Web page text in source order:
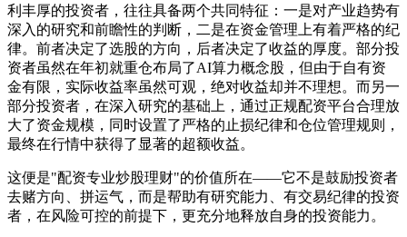
利丰厚的投资者，往往具备两个共同特征：一是对产业趋势有
深入的研究和前瞻性的判断，二是在资金管理上有着严格的纪
律。前者决定了选股的方向，后者决定了收益的厚度。部分投
资者虽然在年初就重仓布局了AI算力概念股，但由于自有资
金有限，实际收益率虽然可观，绝对收益却并不理想。而另一
部分投资者，在深入研究的基础上，通过正规配资平台合理放
大了资金规模，同时设置了严格的止损纪律和仓位管理规则，
最终在行情中获得了显著的超额收益。
这便是"配资专业炒股理财"的价值所在——它不是鼓励投资者
去赌方向、拼运气，而是帮助有研究能力、有交易纪律的投资
者，在风险可控的前提下，更充分地释放自身的投资能力。